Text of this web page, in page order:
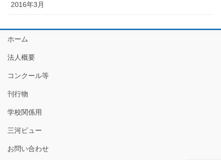
2016年3月
ホーム
法人概要
コンクール等
刊行物
学校関係用
三河ビュー
お問い合わせ